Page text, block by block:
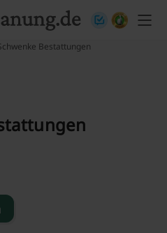
Bestattungen